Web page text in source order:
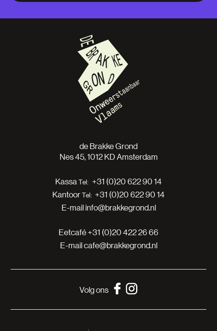
de Brakke Grond
Nes 45, 1012 KD Amsterdam
Kassa
+31 (0)20 622 90 14
Kantoor
+31 (0)20 622 90 14
E-mailinfo@brakkegrond.nl
Eetcafé+31 (0)20 422 26 66
E-mailcafe@brakkegrond.nl
Volg ons